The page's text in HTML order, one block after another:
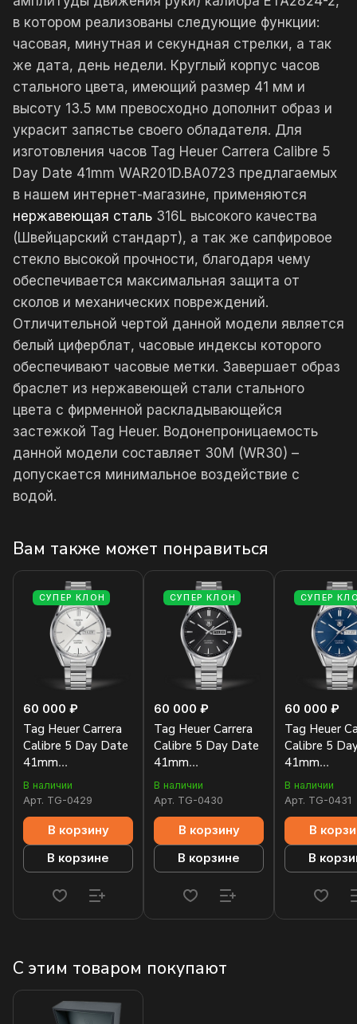
в котором реализованы следующие функции:
часовая, минутная и секундная стрелки, а так
же дата, день недели. Круглый корпус часов
стального цвета, имеющий размер 41 мм и
высоту 13.5 мм превосходно дополнит образ и
украсит запястье своего обладателя. Для
изготовления часов Tag Heuer Carrera Calibre 5
Day Date 41mm WAR201D.BA0723 предлагаемых
в нашем интернет-магазине, применяются
нержавеющая сталь 316L высокого качества
(Швейцарский стандарт), а так же сапфировое
стекло высокой прочности, благодаря чему
обеспечивается максимальная защита от
сколов и механических повреждений.
Отличительной чертой данной модели является
белый циферблат, часовые индексы которого
обеспечивают часовые метки. Завершает образ
браслет из нержавеющей стали стального
цвета с фирменной раскладывающейся
застежкой Tag Heuer. Водонепроницаемость
данной модели составляет 30М (WR30) –
допускается минимальное воздействие с
водой.
Вам также может понравиться
СУПЕР КЛОН
60 000 ₽
Tag Heuer Carrera
Calibre 5 Day Date
41mm
WAR201B.BA0723
В наличии
Арт. TG-0429
В корзину
В корзине
СУПЕР КЛОН
60 000 ₽
Tag Heuer Carrera
Calibre 5 Day Date
41mm
WAR201A.BA0723
В наличии
Арт. TG-0430
В корзину
В корзине
СУПЕР
60 000 ₽
Tag Heuer
Calibre 5
41mm
В наличии
Арт. TG-0431
В
В
С этим товаром покупают